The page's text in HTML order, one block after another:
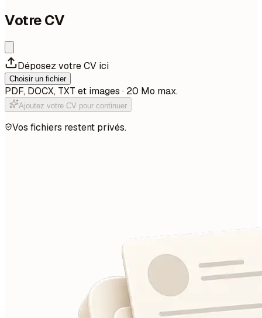
Votre CV
Déposez votre CV ici
Choisir un fichier
PDF, DOCX, TXT et images · 20 Mo max.
Ajoutez votre CV pour continuer
Vos fichiers restent privés.